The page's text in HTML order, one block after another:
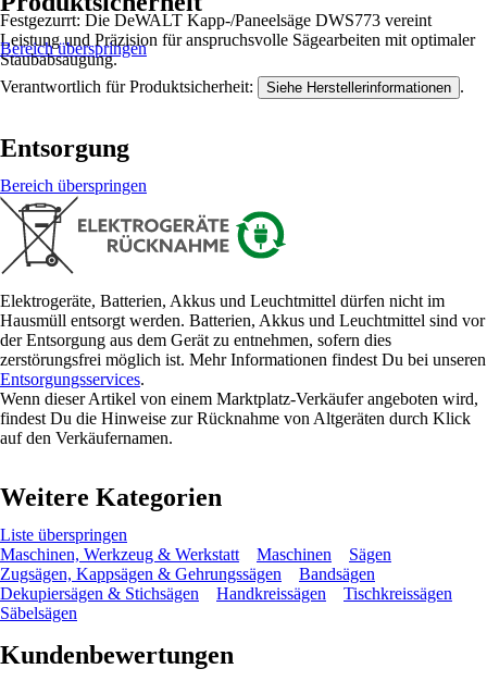
Festgezurrt: Die DeWALT Kapp-/Paneelsäge DWS773 vereint
Leistung und Präzision für anspruchsvolle Sägearbeiten mit optimaler
Staubabsaugung.
Bereich überspringen
Verantwortlich für Produktsicherheit: Siehe Herstellerinformationen .
Entsorgung
Bereich überspringen
Elektrogeräte, Batterien, Akkus und Leuchtmittel dürfen nicht im
Hausmüll entsorgt werden. Batterien, Akkus und Leuchtmittel sind vor
der Entsorgung aus dem Gerät zu entnehmen, sofern dies
zerstörungsfrei möglich ist. Mehr Informationen findest Du bei unseren
Entsorgungsservices.
Wenn dieser Artikel von einem Marktplatz-Verkäufer angeboten wird,
findest Du die Hinweise zur Rücknahme von Altgeräten durch Klick
auf den Verkäufernamen.
Weitere Kategorien
Liste überspringen
Maschinen, Werkzeug & Werkstatt
Maschinen
Sägen
Zugsägen, Kappsägen & Gehrungssägen
Bandsägen
Dekupiersägen & Stichsägen
Handkreissägen
Tischkreissägen
Säbelsägen
Kundenbewertungen